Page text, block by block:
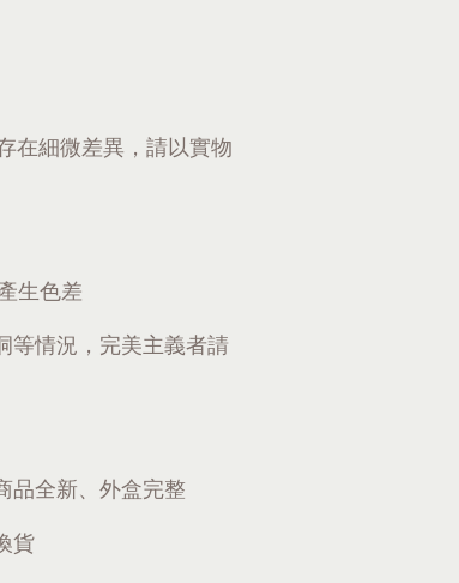
在細微差異，請以實物
生色差
等情況，完美主義者請
品全新、外盒完整
貨